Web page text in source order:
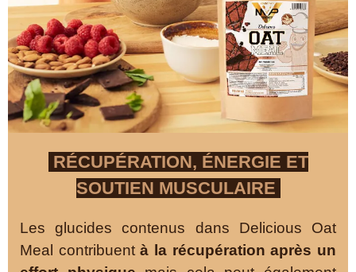
RÉCUPÉRATION, ÉNERGIE ET
SOUTIEN MUSCULAIRE
Les glucides contenus dans Delicious Oat
Meal contribuentà la récupération après un